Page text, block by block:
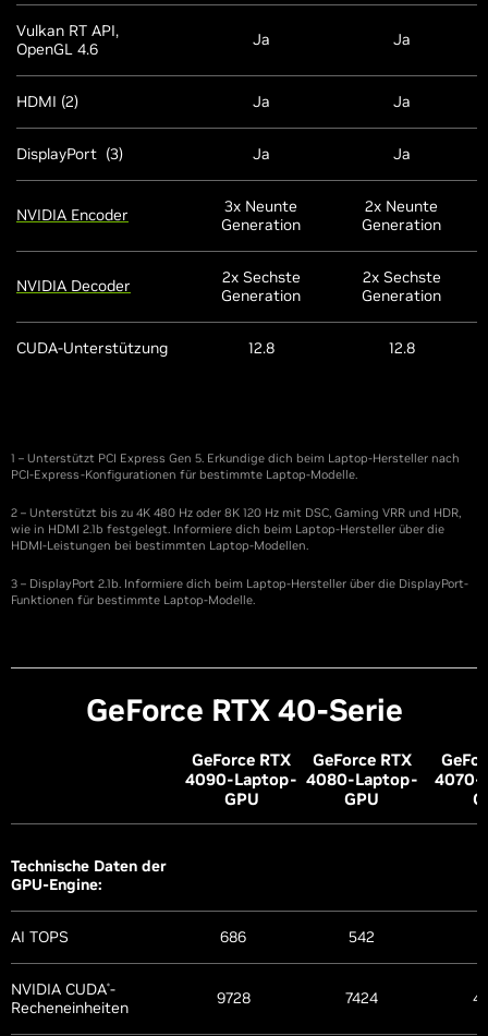
Vulkan RT API,
OpenGL 4.6
Ja Ja
HDMI (2) Ja Ja
DisplayPort (3) Ja Ja
NVIDIA Encoder
3x Neunte
Generation
2x Neunte
Generation
NVIDIA Decoder
2x Sechste
Generation
2x Sechste
Generation
CUDA-Unterstützung 12.8 12.8
1 – Unterstützt PCI Express Gen 5. Erkundige dich beim Laptop-Hersteller nach
PCI-Express-Konfigurationen für bestimmte Laptop-Modelle.
2 – Unterstützt bis zu 4K 480 Hz oder 8K 120 Hz mit DSC, Gaming VRR und HDR,
wie in HDMI 2.1b festgelegt. Informiere dich beim Laptop-Hersteller über die
HDMI-Leistungen bei bestimmten Laptop-Modellen.
3 – DisplayPort 2.1b. Informiere dich beim Laptop-Hersteller über die DisplayPort-
Funktionen für bestimmte Laptop-Modelle.
GeForce RTX 40-Serie
GeForce RTX
4090-Laptop-
GPU
GeForce RTX
4080-Laptop-
GPU
G
4070-
Technische Daten der
GPU-Engine:
AI TOPS 686 542
NVIDIA CUDA®-
Recheneinheiten
9728 7424